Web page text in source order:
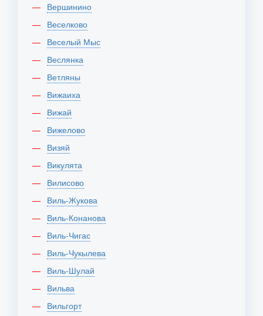
Вершинино
Веселково
Веселый Мыс
Веслянка
Ветляны
Вижаиха
Вижай
Вижелово
Визяй
Викулята
Вилисово
Виль-Жукова
Виль-Конанова
Виль-Чигас
Виль-Чукылева
Виль-Шулай
Вильва
Вильгорт